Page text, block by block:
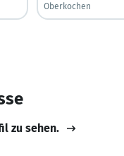
Oberkochen
zu sehen.